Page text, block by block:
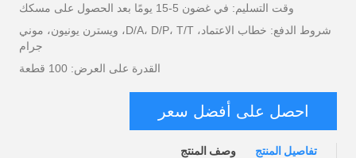
وقت التسليم: في غضون 5-15 يومًا بعد الحصول على مسكك
شروط الدفع: خطاب الاعتماد، D/A، D/P، T/T، ويسترن يونيون، موني
جرام
القدرة على العرض: 100 قطعة
احصل على أفضل سعر
تفاصيل المنتج وصف المنتج